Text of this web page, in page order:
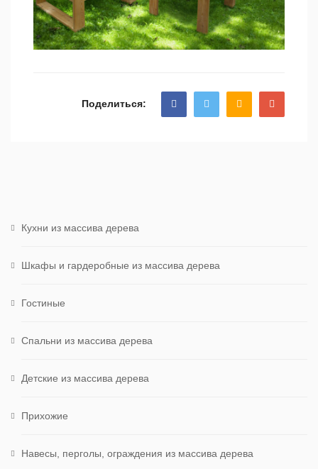
Поделиться:
Кухни из массива дерева
Шкафы и гардеробные из массива дерева
Гостиные
Спальни из массива дерева
Детские из массива дерева
Прихожие
Навесы, перголы, ограждения из массива дерева